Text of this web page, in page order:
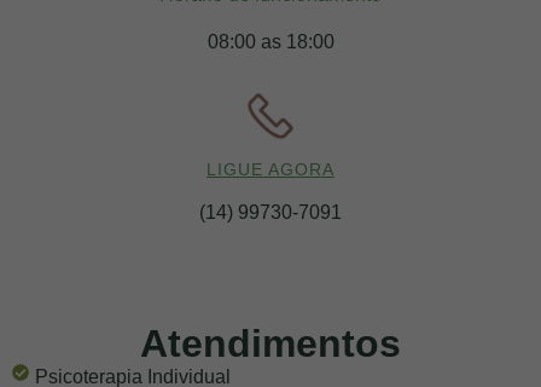
08:00 as 18:00
LIGUE AGORA
(14) 99730-7091
Atendimentos
Psicoterapia Individual